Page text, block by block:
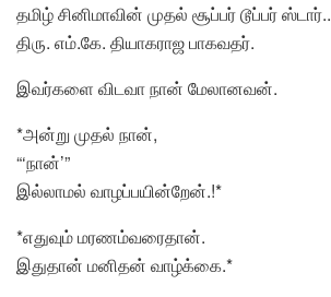
தமிழ் சினிமாவின் முதல் சூப்பர் டூப்பர் ஸ்டார்..
திரு. எம்.கே. தியாகராஜ பாகவதர்.
இவர்களை விடவா நான் மேலானவன்.
*அன்று முதல் நான்,
“‘நான்’”
இல்லாமல் வாழப்பயின்றேன்.!*
*எதுவும் மரணம்வரைதான்.
இதுதான் மனிதன் வாழ்க்கை.*